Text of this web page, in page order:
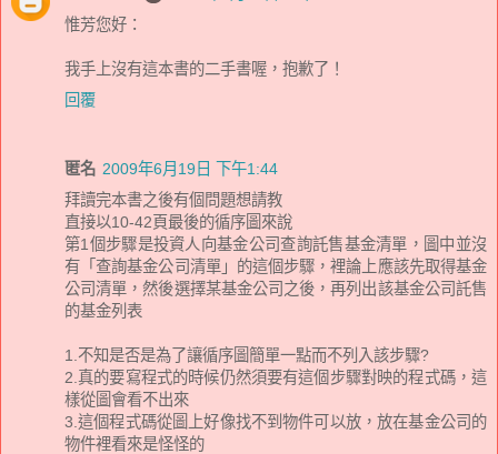
惟芳您好：
我手上沒有這本書的二手書喔，抱歉了！
回覆
匿名 2009年6月19日 下午1:44
拜讀完本書之後有個問題想請教
直接以10-42頁最後的循序圖來說
第1個步驟是投資人向基金公司查詢託售基金清單，圖中並沒
有「查詢基金公司清單」的這個步驟，裡論上應該先取得基金
公司清單，然後選擇某基金公司之後，再列出該基金公司託售
的基金列表
1.不知是否是為了讓循序圖簡單一點而不列入該步驟?
2.真的要寫程式的時候仍然須要有這個步驟對映的程式碼，這
樣從圖會看不出來
3.這個程式碼從圖上好像找不到物件可以放，放在基金公司的
物件裡看來是怪怪的